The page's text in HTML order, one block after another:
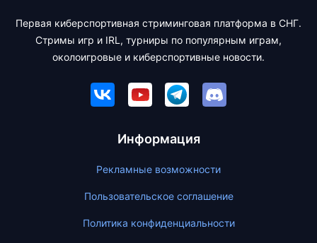
Первая киберспортивная стриминговая платформа в СНГ.
Стримы игр и IRL, турниры по популярным играм,
околоигровые и киберспортивные новости.
Информация
Рекламные возможности
Пользовательское соглашение
Политика конфиденциальности